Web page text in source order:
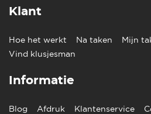
Klant
Hoe het werkt Na taken Mijn
Vind klusjesman
Informatie
Blog Afdruk Klantenservice